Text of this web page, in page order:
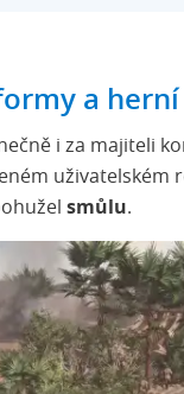
a
i za majiteli
uživatelském
smůlu.